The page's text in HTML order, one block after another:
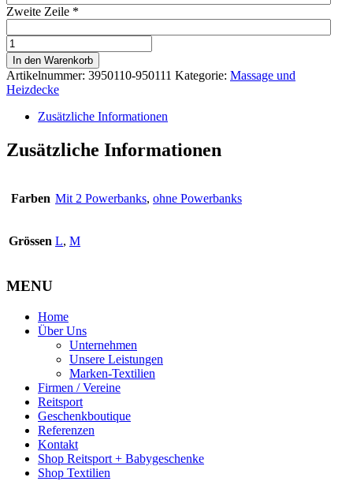
Zweite Zeile *
Health
+
Care
TecSupreme
Heiz-
Massagedecke
Menge
In den Warenkorb
Artikelnummer: 3950110-950111 Kategorie: Massage und
Heizdecke
Zusätzliche Informationen
Zusätzliche Informationen
Farben Mit 2 Powerbanks, ohne Powerbanks
Grössen L, M
MENU
Home
Über Uns
Unternehmen
Unsere Leistungen
Marken-Textilien
Firmen / Vereine
Reitsport
Geschenkboutique
Referenzen
Kontakt
Shop Reitsport + Babygeschenke
Shop Textilien